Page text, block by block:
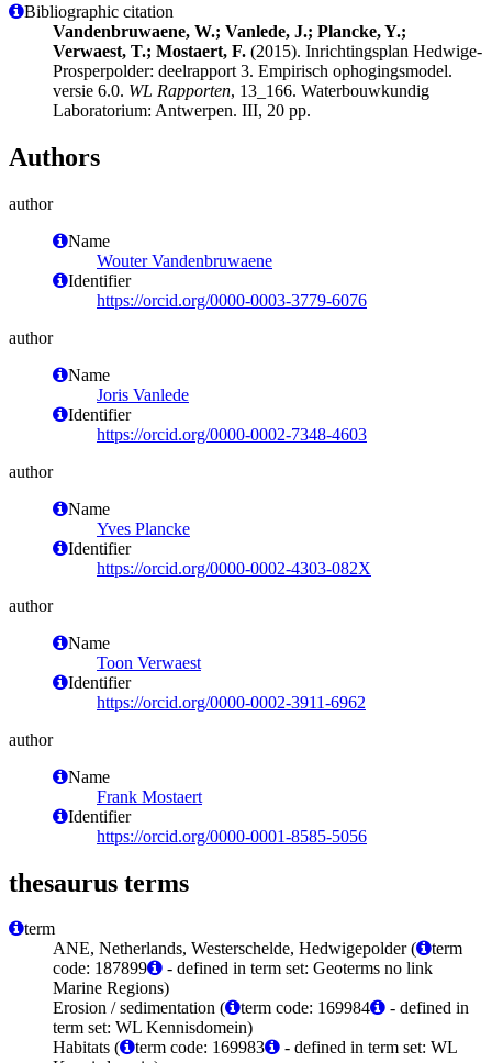
Bibliographic citation
Vandenbruwaene, W.; Vanlede, J.; Plancke, Y.;
Verwaest, T.; Mostaert, F. (2015). Inrichtingsplan Hedwige-
Prosperpolder: deelrapport 3. Empirisch ophogingsmodel.
versie 6.0. WL Rapporten, 13_166. Waterbouwkundig
Laboratorium: Antwerpen. III, 20 pp.
Authors
author
Name
Wouter Vandenbruwaene
Identifier
https://orcid.org/0000-0003-3779-6076
author
Name
Joris Vanlede
Identifier
https://orcid.org/0000-0002-7348-4603
author
Name
Yves Plancke
Identifier
https://orcid.org/0000-0002-4303-082X
author
Name
Toon Verwaest
Identifier
https://orcid.org/0000-0002-3911-6962
author
Name
Frank Mostaert
Identifier
https://orcid.org/0000-0001-8585-5056
thesaurus terms
term
ANE, Netherlands, Westerschelde, Hedwigepolder (
term
code: 187899
- defined in term set: Geoterms no link
Marine Regions)
Erosion / sedimentation (
term code: 169984
- defined in
term set: WL Kennisdomein)
Habitats (
term code: 169983
- defined in term set: WL